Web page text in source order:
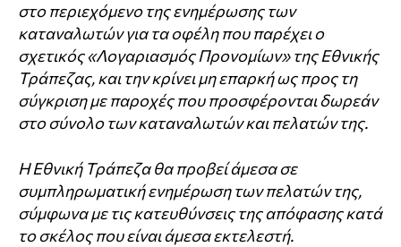
στο περιεχόμενο της ενημέρωσης των
καταναλωτών για τα οφέλη που παρέχει ο
σχετικός «Λογαριασμός Προνομίων» της Εθνικής
Τράπεζας, και την κρίνει μη επαρκή ως προς τη
σύγκριση με παροχές που προσφέρονται δωρεάν
στο σύνολο των καταναλωτών και πελατών της.
Η Εθνική Τράπεζα θα προβεί άμεσα σε
συμπληρωματική ενημέρωση των πελατών της,
σύμφωνα με τις κατευθύνσεις της απόφασης κατά
το σκέλος που είναι άμεσα εκτελεστή.